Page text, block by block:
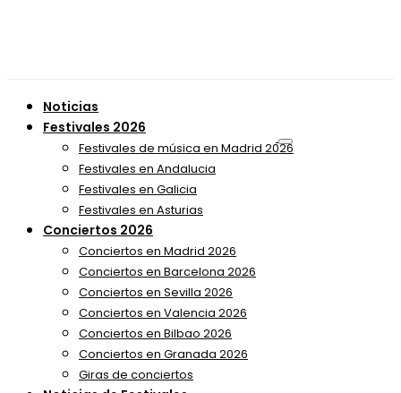
Noticias
Festivales 2026
Festivales de música en Madrid 2026
Festivales en Andalucia
Festivales en Galicia
Festivales en Asturias
Conciertos 2026
Conciertos en Madrid 2026
Conciertos en Barcelona 2026
Conciertos en Sevilla 2026
Conciertos en Valencia 2026
Conciertos en Bilbao 2026
Conciertos en Granada 2026
Giras de conciertos